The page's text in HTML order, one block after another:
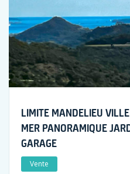
LIMITE MANDELIEU
MER PANORAMIQUE
GARAGE
Vente